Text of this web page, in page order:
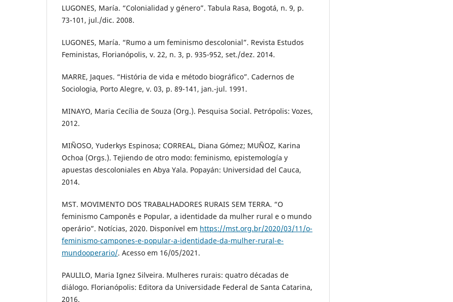
LUGONES, María. “Colonialidad y género”. Tabula Rasa, Bogotá, n. 9, p.
73-101, jul./dic. 2008.
LUGONES, María. “Rumo a um feminismo descolonial”. Revista Estudos
Feministas, Florianópolis, v. 22, n. 3, p. 935-952, set./dez. 2014.
MARRE, Jaques. “História de vida e método biográfico”. Cadernos de
Sociologia, Porto Alegre, v. 03, p. 89-141, jan.-jul. 1991.
MINAYO, Maria Cecília de Souza (Org.). Pesquisa Social. Petrópolis: Vozes,
2012.
MIÑOSO, Yuderkys Espinosa; CORREAL, Diana Gómez; MUÑOZ, Karina
Ochoa (Orgs.). Tejiendo de otro modo: feminismo, epistemología y
apuestas descoloniales en Abya Yala. Popayán: Universidad del Cauca,
2014.
MST. MOVIMENTO DOS TRABALHADORES RURAIS SEM TERRA. “O
feminismo Camponês e Popular, a identidade da mulher rural e o mundo
operário”. Notícias, 2020. Disponível em https://mst.org.br/2020/03/11/o-
feminismo-campones-e-popular-a-identidade-da-mulher-rural-e-
mundooperario/. Acesso em 16/05/2021.
PAULILO, Maria Ignez Silveira. Mulheres rurais: quatro décadas de
diálogo. Florianópolis: Editora da Universidade Federal de Santa Catarina,
2016.